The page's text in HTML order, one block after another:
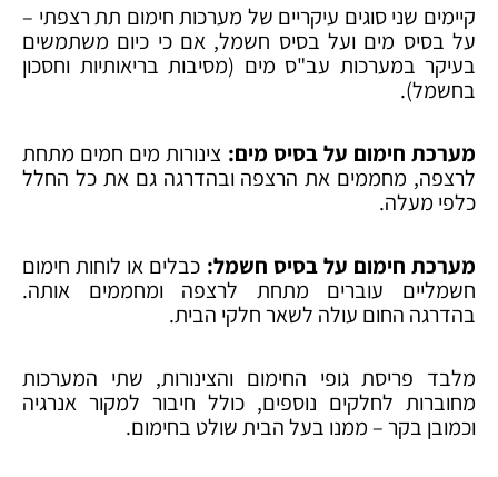
קיימים שני סוגים עיקריים של מערכות חימום תת רצפתי –
על בסיס מים ועל בסיס חשמל, אם כי כיום משתמשים
בעיקר במערכות עב"ס מים (מסיבות בריאותיות וחסכון
בחשמל).
מערכת חימום על בסיס מים: צינורות מים חמים מתחת
לרצפה, מחממים את הרצפה ובהדרגה גם את כל החלל
כלפי מעלה.
מערכת חימום על בסיס חשמל: כבלים או לוחות חימום
חשמליים עוברים מתחת לרצפה ומחממים אותה.
בהדרגה החום עולה לשאר חלקי הבית.
מלבד פריסת גופי החימום והצינורות, שתי המערכות
מחוברות לחלקים נוספים, כולל חיבור למקור אנרגיה
וכמובן בקר – ממנו בעל הבית שולט בחימום.